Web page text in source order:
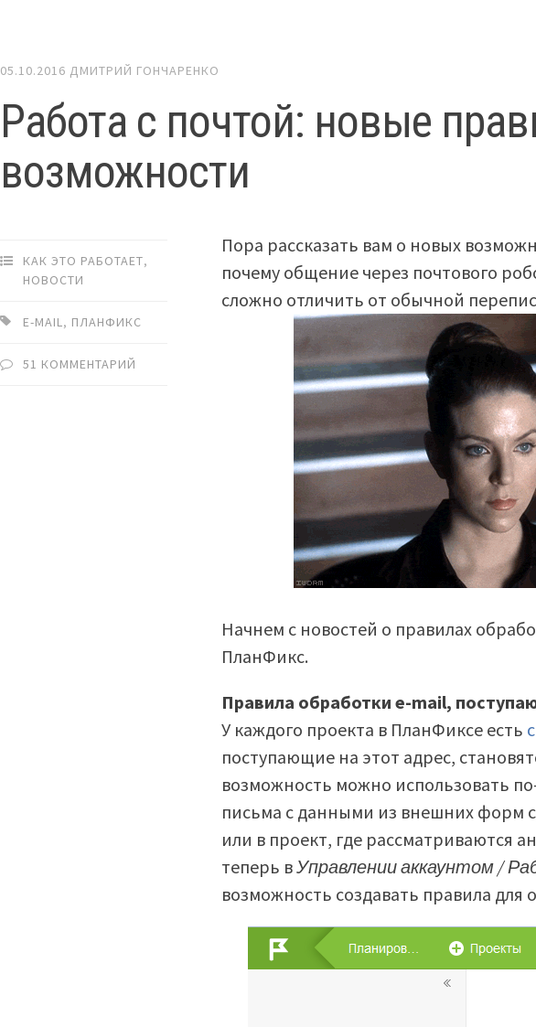
05.10.2016 ДМИТРИЙ ГОНЧАРЕНКО
Работа с почтой: новые
возможности
КАК ЭТО РАБОТАЕТ,
НОВОСТИ
E-MAIL, ПЛАНФИКС
51 КОММЕНТАРИЙ
Пора рассказать вам о новых
почему общение через почтового
сложно отличить от обычной
Начнем с новостей о правилах
ПланФикс.
Правила обработки e-mail,
У каждого проекта в ПланФиксе есть
поступающие на этот адрес,
возможность можно использовать
письма с данными из внешних форм
или в проект, где рассматриваются
теперь вУправлении аккаунтом /
возможность создавать правила для